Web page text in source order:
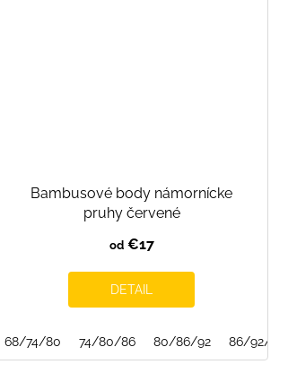
Bambusové body námornícke
pruhy červené
od€17
DETAIL
68/74/80 74/80/86 80/86/92 86/92/98